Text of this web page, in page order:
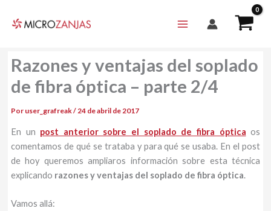
Razones y ventajas del soplado
de fibra óptica – parte 2/4
Por user_grafreak/24 de abril de 2017
En un post anterior sobre el soplado de fibra óptica os
comentamos de qué se trataba y para qué se usaba. En el post
de hoy queremos ampliaros información sobre esta técnica
explicando razones yventajas del soplado de fibra óptica.
Vamos allá: